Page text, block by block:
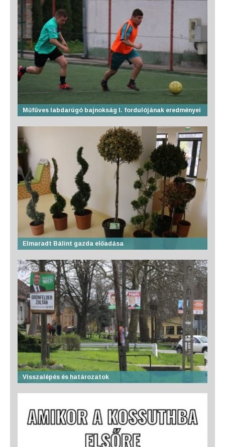
Műfüves labdarúgó bajnokság I. fordulójának eredményei
Elmaradt Bálint gazda előadása
Visszalépés és határozatok